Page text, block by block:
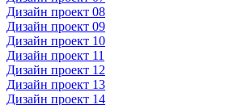
Дизайн проект 08
Дизайн проект 09
Дизайн проект 10
Дизайн проект 11
Дизайн проект 12
Дизайн проект 13
Дизайн проект 14